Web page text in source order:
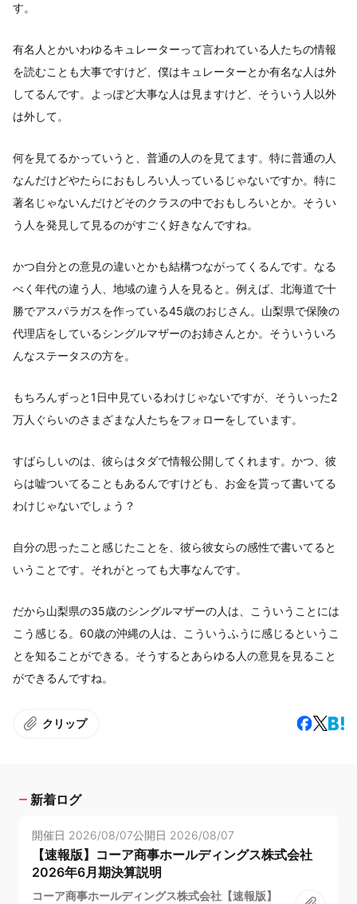
す。
有名人とかいわゆるキュレーターって言われている人たちの情報
を読むことも大事ですけど、僕はキュレーターとか有名な人は外
してるんです。よっぽど大事な人は見ますけど、そういう人以外
は外して。
何を見てるかっていうと、普通の人のを見てます。特に普通の人
なんだけどやたらにおもしろい人っているじゃないですか。特に
著名じゃないんだけどそのクラスの中でおもしろいとか。そうい
う人を発見して見るのがすごく好きなんですね。
かつ自分との意見の違いとかも結構つながってくるんです。なる
べく年代の違う人、地域の違う人を見ると。例えば、北海道で十
勝でアスパラガスを作っている45歳のおじさん。山梨県で保険の
代理店をしているシングルマザーのお姉さんとか。そういういろ
んなステータスの方を。
もちろんずっと1日中見ているわけじゃないですが、そういった2
万人ぐらいのさまざまな人たちをフォローをしています。
すばらしいのは、彼らはタダで情報公開してくれます。かつ、彼
らは嘘ついてることもあるんですけども、お金を貰って書いてる
わけじゃないでしょう？
自分の思ったこと感じたことを、彼ら彼女らの感性で書いてると
いうことです。それがとっても大事なんです。
だから山梨県の35歳のシングルマザーの人は、こういうことには
こう感じる。60歳の沖縄の人は、こういうふうに感じるというこ
とを知ることができる。そうするとあらゆる人の意見を見ること
ができるんですね。
クリップ
新着ログ
開催日 2026/08/07公開日 2026/08/07
【速報版】コーア商事ホールディングス株式会社
2026年6月期決算説明
コーア商事ホールディングス株式会社【速報版】